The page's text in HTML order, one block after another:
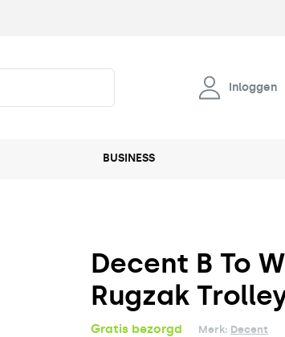
Inloggen
BUSINESS
Decent B To
Rugzak
Gratis bezorgd Merk: Decent